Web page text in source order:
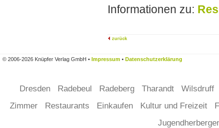
Informationen zu:
zurück
© 2006-2026 Knüpfer Verlag GmbH • Impressum • Datenschutzerklärung
Dresden Radebeul Radeberg Tharandt
Wilsdruff
Zimmer
Restaurants Einkaufen Kultur und Freizeit